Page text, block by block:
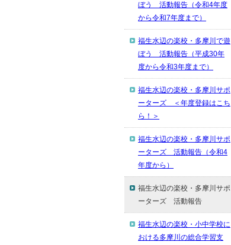
ぼう 活動報告（令和4年度
から令和7年度まで）
福生水辺の楽校・多摩川で遊
ぼう 活動報告（平成30年
度から令和3年度まで）
福生水辺の楽校・多摩川サポ
ーターズ ＜年度登録はこち
ら！＞
福生水辺の楽校・多摩川サポ
ーターズ 活動報告（令和4
年度から）
福生水辺の楽校・多摩川サポ
ーターズ 活動報告
福生水辺の楽校・小中学校に
おける多摩川の総合学習支